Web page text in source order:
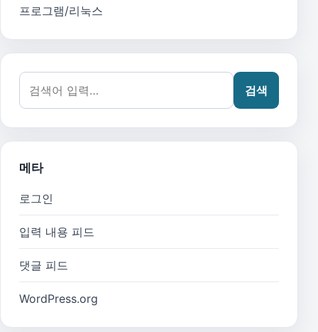
프로그램/리눅스
검색어:
검색
메타
로그인
입력 내용 피드
댓글 피드
WordPress.org